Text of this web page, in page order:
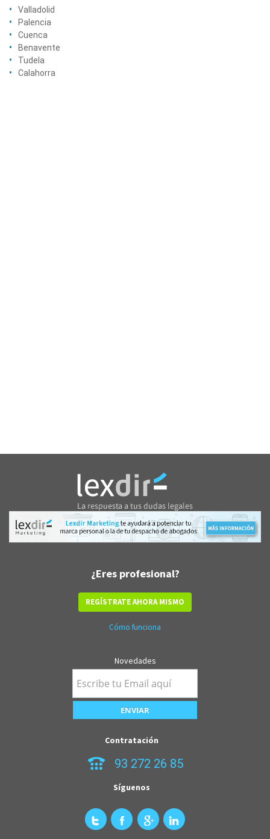
Valladolid
Palencia
Cuenca
Benavente
Tudela
Calahorra
¿Eres profesional?
REGÍSTRATE AHORA MISMO
Cómo funciona
Novedades
Contratación
93 272 26 85
Síguenos